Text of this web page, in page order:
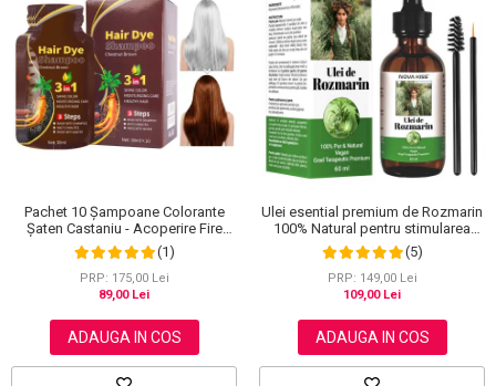
Pachet 10 Șampoane Colorante
Șaten Castaniu - Acoperire Fire
Albe, 10x30ml(1)
PRP: 175,00 Lei
89,00 Lei
ADAUGA IN COS
Ulei esential premium de Rozmarin
100% Natural pentru stimularea
cresterii parului, genelor,
sprancenelor sau unghiilor, NOVA
KISS® 60 ml
(5)
PRP: 149,00 Lei
109,00 Lei
ADAUGA IN COS